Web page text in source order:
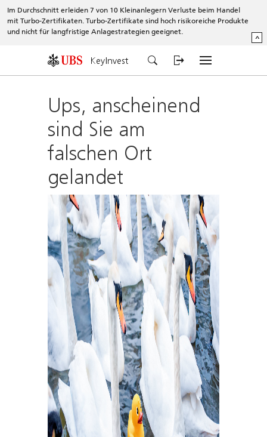
Im Durchschnitt erleiden 7 von 10 Kleinanlegern Verluste beim Handel
mit Turbo-Zertifikaten. Turbo-Zertifikate sind hoch risikoreiche Produkte
und nicht für langfristige Anlagestrategien geeignet.
^
KeyInvest
Ups, anscheinend
sind Sie am
falschen Ort
gelandet